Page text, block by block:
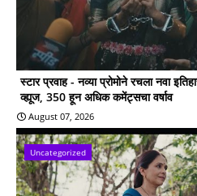
स्टार प्रवाह - नव्या प्रोमोने रचला नवा
व्ह्यूज, 350 हून अधिक कमेंट्सचा वर्षाव
August 07, 2026
Uncategorized